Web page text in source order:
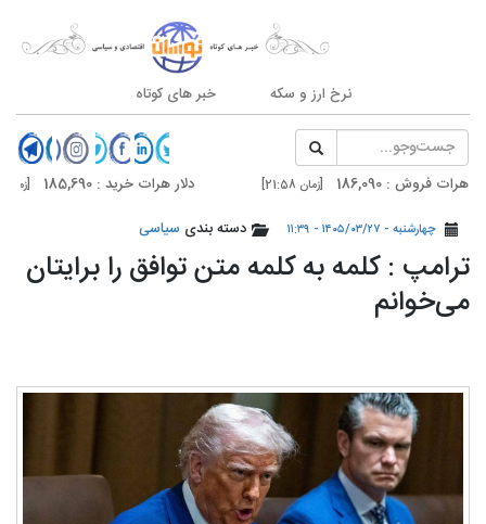
نرخ ارز و سکه خبر های کوتاه
: 186,090 [زمان 21:58] دلار هرات خرید : 185,690 [زمان 21:58]
: 187,500 [زمان 20:59] دلار تهران خرید : 187,100 چهارشنبه - ۱۴۰۵/۰۳/۲۷ - ۱۱:۳۹ دسته بندی سیاسی
ترامپ : کلمه به کلمه متن توافق را برایتان
می‌خوانم